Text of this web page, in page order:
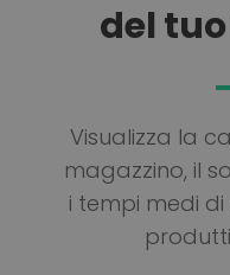
del
Visualizza la
magazzino, il
i tempi medi